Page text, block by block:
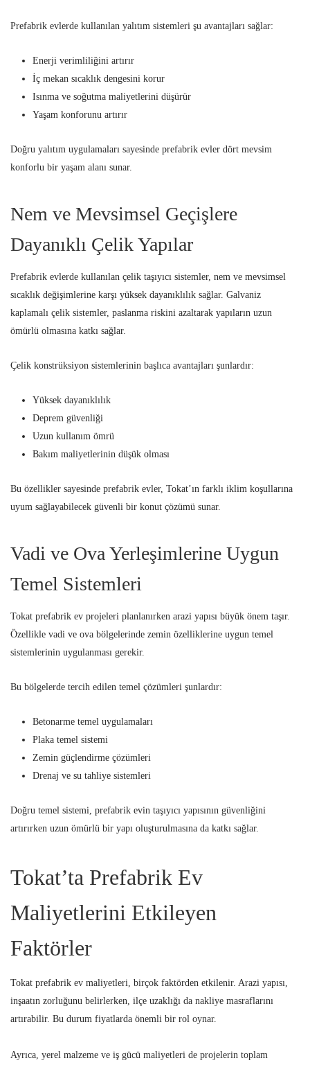
Prefabrik evlerde kullanılan yalıtım sistemleri şu avantajları sağlar:
Enerji verimliliğini artırır
İç mekan sıcaklık dengesini korur
Isınma ve soğutma maliyetlerini düşürür
Yaşam konforunu artırır
Doğru yalıtım uygulamaları sayesinde prefabrik evler dört mevsim
konforlu bir yaşam alanı sunar.
Nem ve Mevsimsel Geçişlere
Dayanıklı Çelik Yapılar
Prefabrik evlerde kullanılan çelik taşıyıcı sistemler, nem ve mevsimsel
sıcaklık değişimlerine karşı yüksek dayanıklılık sağlar. Galvaniz
kaplamalı çelik sistemler, paslanma riskini azaltarak yapıların uzun
ömürlü olmasına katkı sağlar.
Çelik konstrüksiyon sistemlerinin başlıca avantajları şunlardır:
Yüksek dayanıklılık
Deprem güvenliği
Uzun kullanım ömrü
Bakım maliyetlerinin düşük olması
Bu özellikler sayesinde prefabrik evler, Tokat’ın farklı iklim koşullarına
uyum sağlayabilecek güvenli bir konut çözümü sunar.
Vadi ve Ova Yerleşimlerine Uygun
Temel Sistemleri
Tokat prefabrik ev projeleri planlanırken arazi yapısı büyük önem taşır.
Özellikle vadi ve ova bölgelerinde zemin özelliklerine uygun temel
sistemlerinin uygulanması gerekir.
Bu bölgelerde tercih edilen temel çözümleri şunlardır:
Betonarme temel uygulamaları
Plaka temel sistemi
Zemin güçlendirme çözümleri
Drenaj ve su tahliye sistemleri
Doğru temel sistemi, prefabrik evin taşıyıcı yapısının güvenliğini
artırırken uzun ömürlü bir yapı oluşturulmasına da katkı sağlar.
Tokat’ta Prefabrik Ev
Maliyetlerini Etkileyen
Faktörler
Tokat prefabrik ev maliyetleri, birçok faktörden etkilenir. Arazi yapısı,
inşaatın zorluğunu belirlerken, ilçe uzaklığı da nakliye masraflarını
artırabilir. Bu durum fiyatlarda önemli bir rol oynar.
Ayrıca, yerel malzeme ve iş gücü maliyetleri de projelerin toplam